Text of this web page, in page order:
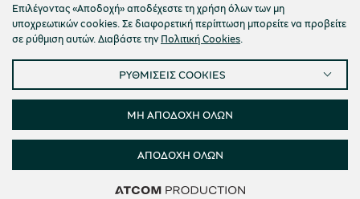
© 2026 Πολιτιστικό Ίδρυμα Ομίλου Πειραιώς
Πολιτική απορρήτου Όροι χρήσης
Cookies
Ρυθμίσεις Cookies
Προσβασιμότητα
Επιλέγοντας «Αποδοχή» αποδέχεστε τη χρήση όλων των μη
υποχρεωτικών cookies. Σε διαφορετική περίπτωση μπορείτε να προβείτε
σε ρύθμιση αυτών. Διαβάστε την Πολιτική Cookies.
ΡΥΘΜΙΣΕΙΣ COOKIES
ΜΗ ΑΠΟΔΟΧΗ ΟΛΩΝ
ΑΠΟΔΟΧΗ ΟΛΩΝ